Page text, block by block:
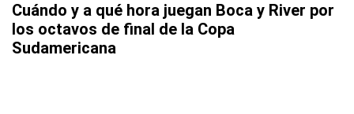
Cuándo y a qué hora juegan Boca y River por
los octavos de final de la Copa
Sudamericana